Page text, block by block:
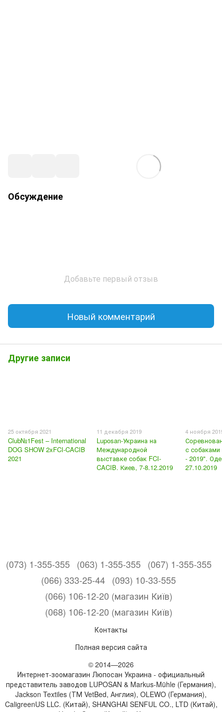
Обсуждение
Добавьте первый отзыв
Новый комментарий
Другие записи
25 октября 2021
Club№1Fest – International
DOG SHOW 2xFCI-CACIB
2021
11 декабря 2019
Luposan-Украина на
Международной
выставке собак FCI-
CACIB. Киев, 7-8.12.2019
4 ноября
с
- 2019".
27.10.2019
(073) 1-355-355 (063) 1-355-355 (067) 1-355-355
(066) 333-25-44 (093) 10-33-555
(066) 106-12-20 (магазин Київ)
(068) 106-12-20 (магазин Київ)
Контакты
Полная версия сайта
© 2014—2026
Интернет-зоомагазин Люпосан Украина - официальный
представитель заводов LUPOSAN & Markus-Mühle (Германия),
Jackson Textiles (ТМ VetBed, Англия), OLEWO (Германия),
CaligreenUS LLC. (Китай), SHANGHAI SENFUL CO., LTD (Китай),